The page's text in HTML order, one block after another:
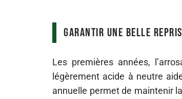
Garantir une belle
Les premières années,
légèrement acide à neutre
annuelle permet de maintenir